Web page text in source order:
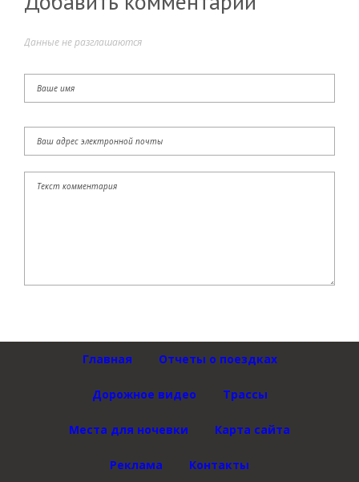
Данные не разглашаются
Главная Отчеты о поездках
Дорожное видео Трассы
Места для ночевки Карта сайта
Реклама Контакты